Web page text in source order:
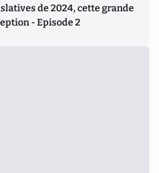
de 2024, cette grande
- Episode 2